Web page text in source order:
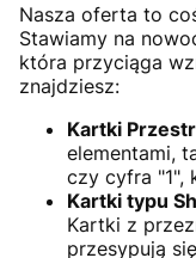
Nasza oferta to
Stawiamy na
która przyciąga
znajdziesz:
Kartki
elementami,
czy cyfra "1",
Kartki typu
Kartki z
przesypują